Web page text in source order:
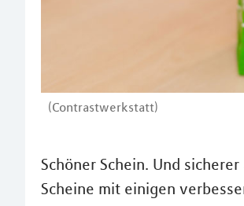
(Contrastwerkstatt)
Schöner Schein. Und
Scheine mit einigen